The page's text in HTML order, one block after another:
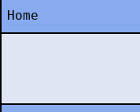
Home